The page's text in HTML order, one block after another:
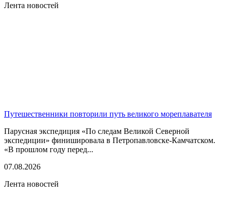
Лента новостей
Путешественники повторили путь великого мореплавателя
Парусная экспедиция «По следам Великой Северной
экспедиции» финишировала в Петропавловске-Камчатском.
«В прошлом году перед...
07.08.2026
Лента новостей